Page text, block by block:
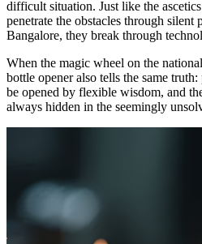
difficult situation. Just like the
penetrate the obstacles through silent
Bangalore, they break through
When the magic wheel on the
bottle opener also tells the same
be opened by flexible wisdom, and
always hidden in the seemingly